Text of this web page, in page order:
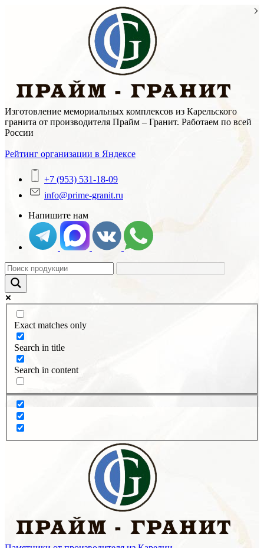
Изготовление мемориальных комплексов из Карельского
гранита от производителя Прайм – Гранит. Работаем по всей
России
Рейтинг организации в Яндексе
+7 (953) 531-18-09
info@prime-granit.ru
Напишите нам
Exact matches only
Search in title
Search in content